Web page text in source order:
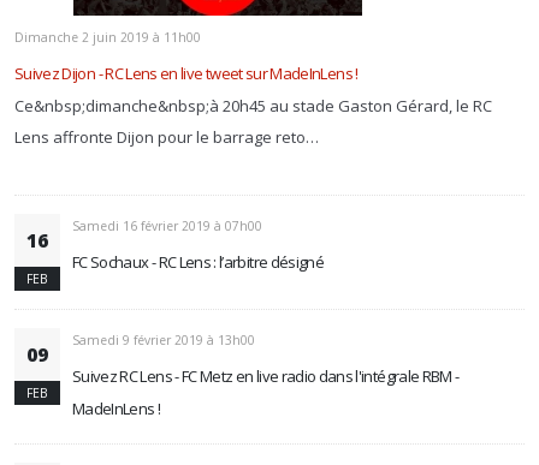
Dimanche 2 juin 2019 à 11h00
Suivez Dijon - RC Lens en live tweet sur MadeInLens !
Ce&nbsp;dimanche&nbsp;à 20h45 au stade Gaston Gérard, le RC
Lens affronte Dijon pour le barrage reto…
16
FEB
Samedi 16 février 2019 à 07h00
FC Sochaux - RC Lens : l’arbitre désigné
09
FEB
Samedi 9 février 2019 à 13h00
Suivez RC Lens - FC Metz en live radio dans l'intégrale RBM -
MadeInLens !